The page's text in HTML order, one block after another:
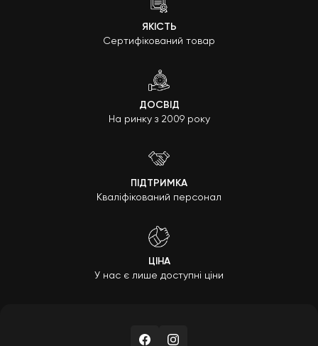
ЯКІСТЬ
Сертифікований товар
ДОСВІД
На ринку з 2009 року
ПІДТРИМКА
Кваліфікований персонал
ЦІНА
У нас є лише доступні ціни